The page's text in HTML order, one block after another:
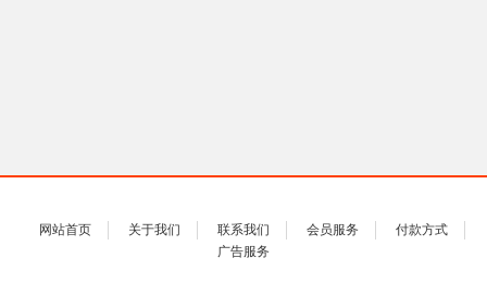
网站首页 关于我们 联系我们 会员服务
付款方式
广告服务